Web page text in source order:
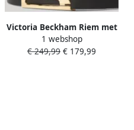
Victoria Beckham Riem met
labeldetail
1 webshop
€ 249,99 € 179,99